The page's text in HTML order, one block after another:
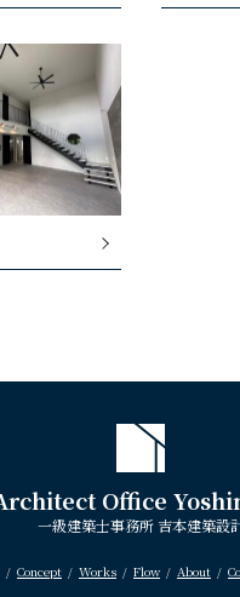
Office
一級建築士事務所 吉本建築設
Concept Works Flow About